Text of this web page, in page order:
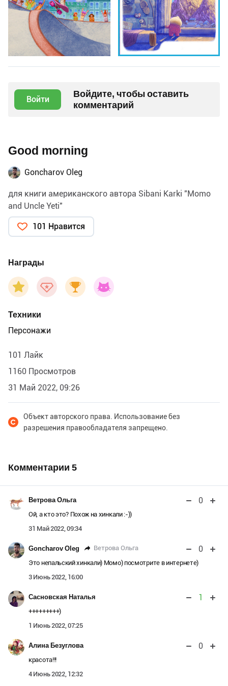
Войти
Войдите, чтобы оставить
комментарий
Good morning
Goncharov Oleg
для книги американского автора Sibani Karki "Momo
and Uncle Yeti"
101 Нравится
Награды
Техники
Персонажи
101 Лайк
1160 Просмотров
31 Май 2022, 09:26
Объект авторского права. Использование без
разрешения правообладателя запрещено.
Комментарии 5
Ветрова Ольга 0
Ой, а кто это? Похож на хинкали :-))
31 Май 2022, 09:34
Goncharov Oleg Ветрова Ольга 0
Это непальский хинкали) Момо) посмотрите в интернете)
3 Июнь 2022, 16:00
Сасновская Наталья 1
+++++++++)
1 Июнь 2022, 07:25
Алина Безуглова 0
красота!!!
4 Июнь 2022, 12:32